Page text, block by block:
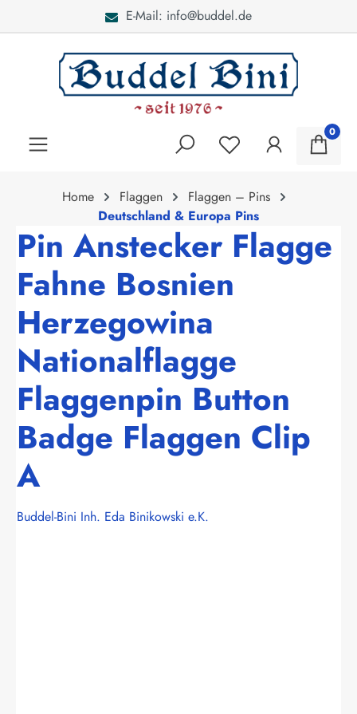
E-Mail: info@buddel.de
0
Home Flaggen
Flaggen – Pins
Deutschland & Europa Pins
Pin Anstecker Flagge
Fahne Bosnien
Herzegowina
Nationalflagge
Flaggenpin Button
Badge Flaggen Clip
A
Buddel-Bini Inh. Eda Binikowski e.K.